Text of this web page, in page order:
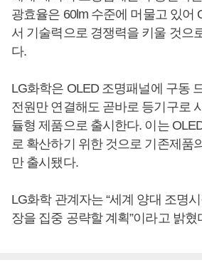
광효율은 60lm 수준에 머물고 있어
서 기술력으로 경쟁력을 키울 것으
다.
LG화학은 OLED 조명패널에 구동
전원만 연결해도 곧바로 등기구로
듈형 제품으로 출시한다. 이는
로 확산하기 위한 것으로 기존제품
만 출시됐다.
LG화학 관계자는 “세계 양대 조명
장을 집중 공략할 계획”이라고 밝혔